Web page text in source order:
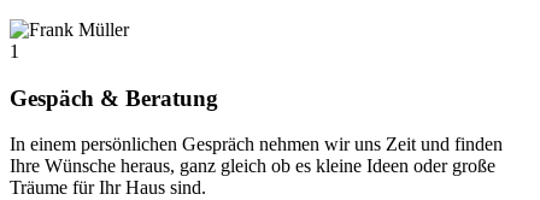
1
Gespäch & Beratung
In einem persönlichen Gespräch nehmen wir uns Zeit und finden
Ihre Wünsche heraus, ganz gleich ob es kleine Ideen oder große
Träume für Ihr Haus sind.